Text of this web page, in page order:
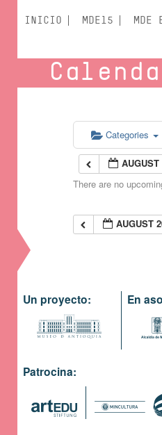
INICIO MDE15 MDE
Categories
AUGUST
There are no
AUGUST
Un proyecto: En
Patrocina: